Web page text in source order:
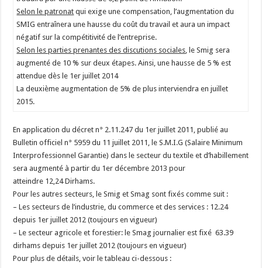
Selon le patronat qui exige une compensation, l’augmentation du
SMIG entraînera une hausse du coût du travail et aura un impact
négatif sur la compétitivité de l’entreprise.
Selon les parties prenantes des discutions sociales, le Smig sera
augmenté de 10 % sur deux étapes. Ainsi, une hausse de 5 % est
attendue dès le 1er juillet 2014
La deuxième augmentation de 5% de plus interviendra en juillet
2015.
En application du décret n° 2.11.247 du 1er juillet 2011, publié au
Bulletin officiel n° 5959 du 11 juillet 2011, le S.M.I.G (Salaire Minimum
Interprofessionnel Garantie) dans le secteur du textile et d’habillement
sera augmenté à partir du 1er décembre 2013 pour
atteindre 12,24 Dirhams.
Pour les autres secteurs, le Smig et Smag sont fixés comme suit :
– Les secteurs de l’industrie, du commerce et des services : 12.24
depuis 1er juillet 2012 (toujours en vigueur)
– Le secteur agricole et forestier: le Smag journalier est fixé 63.39
dirhams depuis 1er juillet 2012 (toujours en vigueur)
Pour plus de détails, voir le tableau ci-dessous :